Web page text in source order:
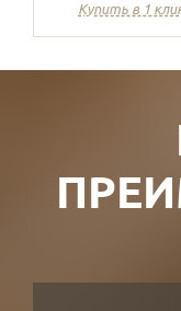
Купить в 1